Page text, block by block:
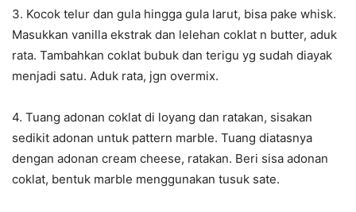
3. Kocok telur dan gula hingga gula larut, bisa pake whisk.
Masukkan vanilla ekstrak dan lelehan coklat n butter, aduk
rata. Tambahkan coklat bubuk dan terigu yg sudah diayak
menjadi satu. Aduk rata, jgn overmix.
4. Tuang adonan coklat di loyang dan ratakan, sisakan
sedikit adonan untuk pattern marble. Tuang diatasnya
dengan adonan cream cheese, ratakan. Beri sisa adonan
coklat, bentuk marble menggunakan tusuk sate.